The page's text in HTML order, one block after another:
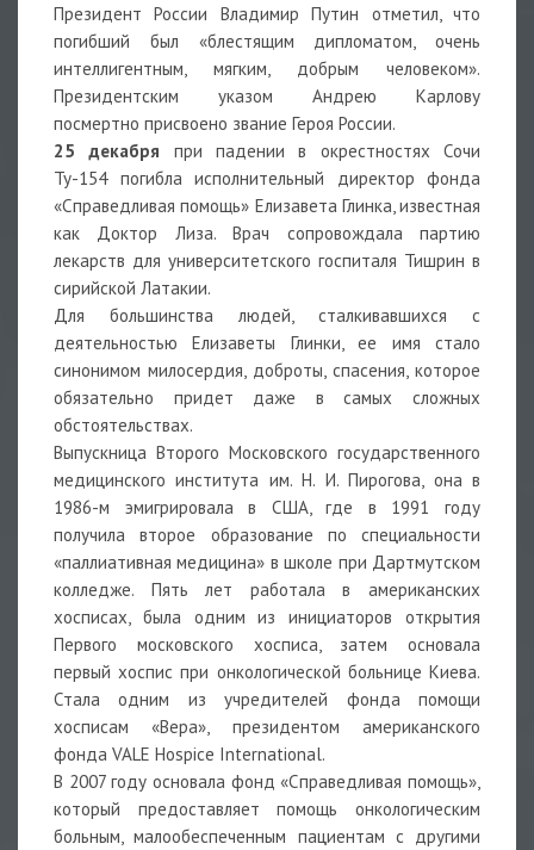
Президент России Владимир Путин отметил, что
погибший был «блестящим дипломатом, очень
интеллигентным, мягким, добрым человеком».
Президентским указом Андрею Карлову
посмертно присвоено звание Героя России.
25 декабря при падении в окрестностях Сочи
Ту-154 погибла исполнительный директор фонда
«Справедливая помощь» Елизавета Глинка, известная
как Доктор Лиза. Врач сопровождала партию
лекарств для университетского госпиталя Тишрин в
сирийской Латакии.
Для большинства людей, сталкивавшихся с
деятельностью Елизаветы Глинки, ее имя стало
синонимом милосердия, доброты, спасения, которое
обязательно придет даже в самых сложных
обстоятельствах.
Выпускница Второго Московского государственного
медицинского института им. Н. И. Пирогова, она в
1986-м эмигрировала в США, где в 1991 году
получила второе образование по специальности
«паллиативная медицина» в школе при Дартмутском
колледже. Пять лет работала в американских
хосписах, была одним из инициаторов открытия
Первого московского хосписа, затем основала
первый хоспис при онкологической больнице Киева.
Стала одним из учредителей фонда помощи
хосписам «Вера», президентом американского
фонда VALE Hospice International.
В 2007 году основала фонд «Справедливая помощь»,
который предоставляет помощь онкологическим
больным, малообеспеченным пациентам с другими